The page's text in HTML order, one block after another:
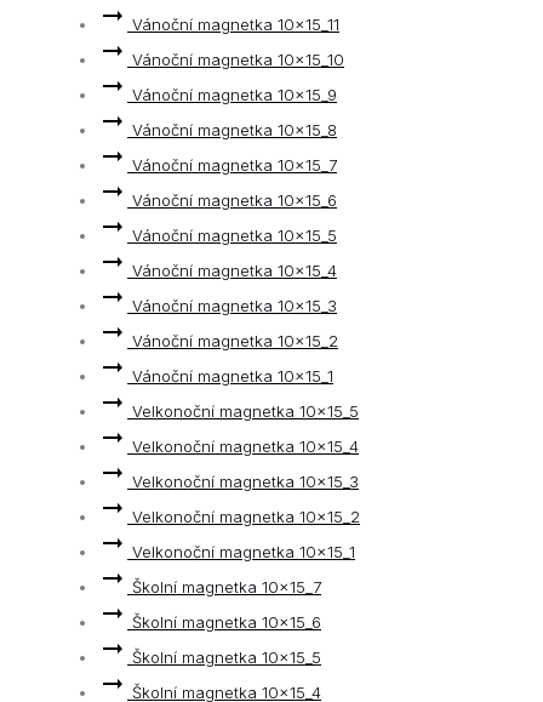
Vánoční magnetka 10x15_11
Vánoční magnetka 10x15_10
Vánoční magnetka 10x15_9
Vánoční magnetka 10x15_8
Vánoční magnetka 10x15_7
Vánoční magnetka 10x15_6
Vánoční magnetka 10x15_5
Vánoční magnetka 10x15_4
Vánoční magnetka 10x15_3
Vánoční magnetka 10x15_2
Vánoční magnetka 10x15_1
Velkonoční magnetka 10x15_5
Velkonoční magnetka 10x15_4
Velkonoční magnetka 10x15_3
Velkonoční magnetka 10x15_2
Velkonoční magnetka 10x15_1
Školní magnetka 10x15_7
Školní magnetka 10x15_6
Školní magnetka 10x15_5
Školní magnetka 10x15_4